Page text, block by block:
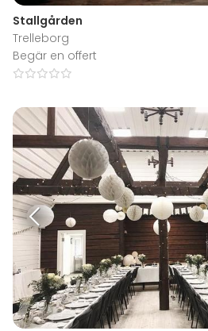
Stallgården
Trelleborg
Begär en offert